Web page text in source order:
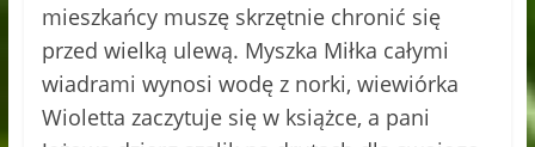
mieszkańcy muszę skrzętnie chronić się
przed wielką ulewą. Myszka Miłka całymi
wiadrami wynosi wodę z norki, wiewiórka
Wioletta zaczytuje się w książce, a pani